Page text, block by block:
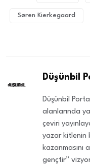
Søren Kierkegaard
Düşünbil
Düşünbil
alanlarında
çeviri
yazar kitlenin
kazanmasını
gençtir”